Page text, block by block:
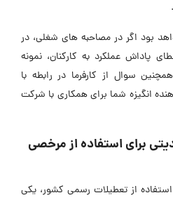
بود اگر در مصاحبه های شغلی، در
پاداش عملکرد به کارکنان، نمونه
سوال از کارفرما در رابطه با
انگیزه شما برای همکاری با شرکت
برای استفاده از مرخصی
از تعطیلات رسمی کشور، یکی